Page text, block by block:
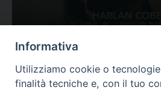
Valutazione
Complesso, Problematico
Tematica: Amore-Sentimenti,
Informativa
Utilizziamo cookie o
finalità tecniche e, con il tuo